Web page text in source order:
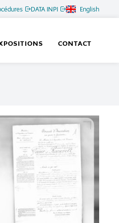
DATA INPI English
CONTACT